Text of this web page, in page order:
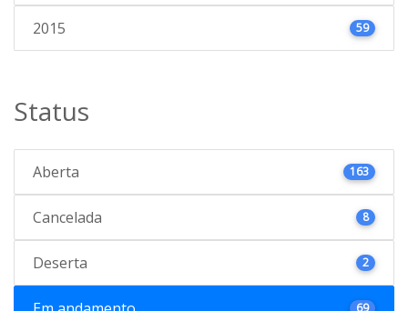
2015 59
Status
Aberta 163
Cancelada 8
Deserta 2
69